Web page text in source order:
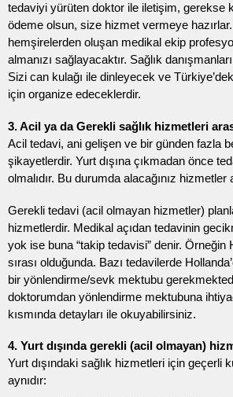
tedaviyi yürüten doktor ile iletişim, gerekse
ödeme olsun, size hizmet vermeye
hemşirelerden oluşan medikal ekip
almanızı sağlayacaktır. Sağlık
Sizi can kulağı ile dinleyecek ve
için organize edeceklerdir.
3. Acil ya da Gerekli sağlık hizmetleri
Acil tedavi, ani gelişen ve bir günden fazla
şikayetlerdir. Yurt dışına çıkmadan önce
olmalıdır. Bu durumda alacağınız hizmetler
Gerekli tedavi (acil olmayan hizmetler)
hizmetlerdir. Medikal açıdan tedavinin
yok ise buna “takip tedavisi” denir. Örneğin
sırası olduğunda. Bazı tedavilerde
bir yönlendirme/sevk mektubu
doktorumdan yönlendirme mektubuna
kısmında detayları ile okuyabilirsiniz.
4. Yurt dışında gerekli (acil olmayan)
Yurt dışındaki sağlık hizmetleri için geçerli
aynıdır: